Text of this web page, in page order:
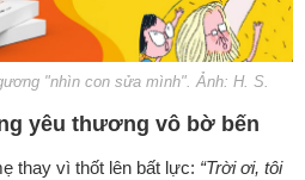
"nhìn con sửa mình". Ảnh: H. S.
yêu thương vô bờ bến
thay vì thốt lên bất lực: “Trời ơi, tôi